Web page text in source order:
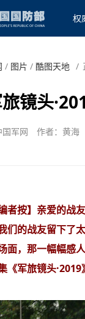
权
/ 图片 / 酷图天地 /
旅镜头
军网 作者：黄海
编者按】亲爱的战
们的战友留下了
面，那一幅幅感
《军旅镜头